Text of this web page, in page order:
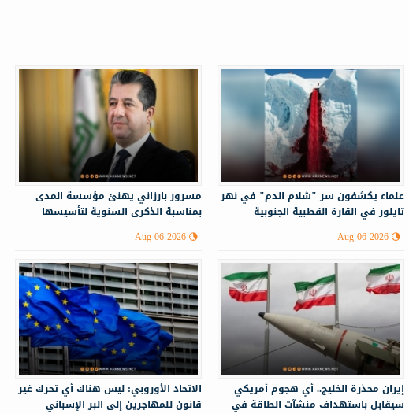
مسرور بارزاني يهنئ مؤسسة المدى
بمناسبة الذكرى السنوية لتأسيسها
Aug 06 2026
علماء يكشفون سر "شلام الدم" في نهر
تايلور في القارة القطبية الجنوبية
Aug 06 2026
الاتحاد الأوروبي: ليس هناك أي تحرك غير
قانون للمهاجرين إلى البر الإسباني
إيران محذرة الخليج.. أي هجوم أمريكي
سيقابل باستهداف منشآت الطاقة في